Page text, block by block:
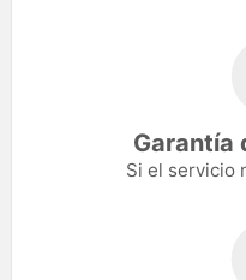
Garantía
Si el servicio